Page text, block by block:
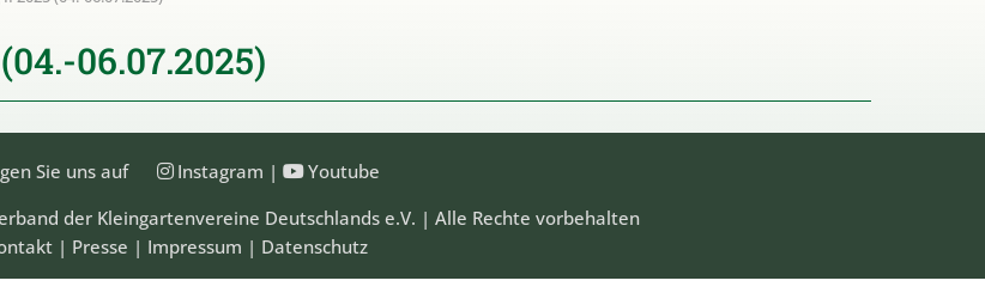
06.07.2025)
Sie uns auf Instagram |
Youtube
der Kleingartenvereine Deutschlands e.V. | Alle Rechte vorbehalten
| Presse | Impressum | Datenschutz